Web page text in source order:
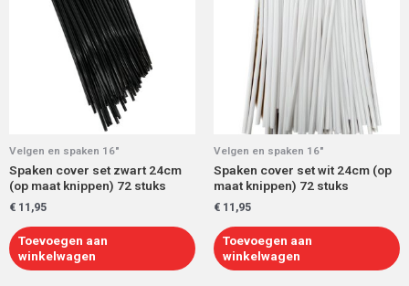
Velgen en spaken 16"
Spaken cover set zwart 24cm
(op maat knippen) 72 stuks
€ 11,95
Toevoegen aan
winkelwagen
Velgen en spaken 16"
Spaken cover set wit 24cm (op
maat knippen) 72 stuks
€ 11,95
Toevoegen aan
winkelwagen